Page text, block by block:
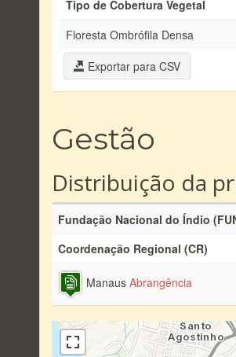
Tipo de Cobertura Vegetal
Floresta Ombrófila Densa
Exportar para CSV
Gestão
Distribuição da
Fundação Nacional do Índio
Coordenação Regional (CR)
Manaus Abrangência